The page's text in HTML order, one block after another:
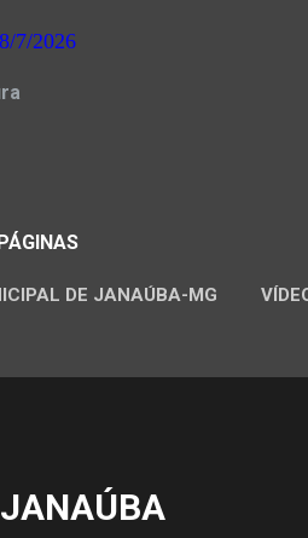
8/7/2026
PÁGINAS
DE JANAÚBA-MG
JANAÚBA